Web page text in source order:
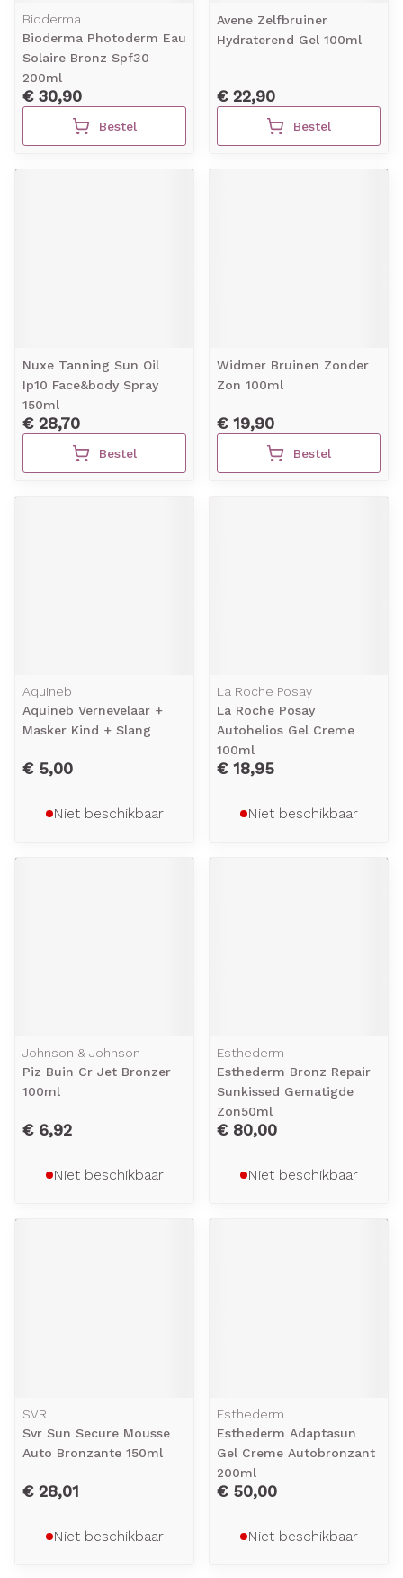
Bioderma
Bioderma Photoderm Eau
Solaire Bronz Spf30
200ml
€ 30,90
Bestel
Avene Zelfbruiner
Hydraterend Gel 100ml
€ 22,90
Bestel
Nuxe Tanning Sun Oil
Ip10 Face&body Spray
150ml
€ 28,70
Bestel
Widmer Bruinen Zonder
Zon 100ml
€ 19,90
Bestel
Aquineb
Aquineb Vernevelaar +
Masker Kind + Slang
€ 5,00
Niet beschikbaar
La Roche Posay
La Roche Posay
Autohelios Gel Creme
100ml
€ 18,95
Niet beschikbaar
Johnson & Johnson
Piz Buin Cr Jet Bronzer
100ml
€ 6,92
Niet beschikbaar
Esthederm
Esthederm Bronz Repair
Sunkissed Gematigde
Zon50ml
€ 80,00
Niet beschikbaar
SVR
Svr Sun Secure Mousse
Auto Bronzante 150ml
€ 28,01
Niet beschikbaar
Esthederm
Esthederm Adaptasun
Gel Creme Autobronzant
200ml
€ 50,00
Niet beschikbaar